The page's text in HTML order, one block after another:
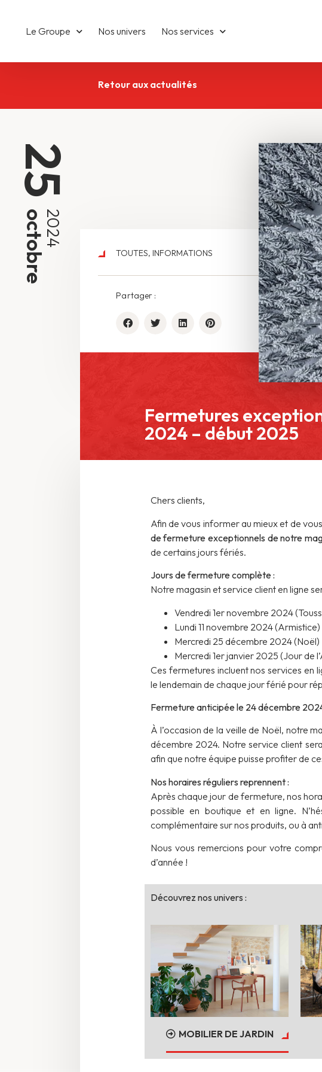
Le Groupe Nos univers Nos services
Retour aux actualités
25
octobre2024
TOUTES, INFORMATIONS
Partager :
Fermetures
2024 – début 2025
Chers clients,
Afin de vous informer au mieux et de
de fermeture exceptionnels de notre
de certains jours fériés.
Jours de fermeture complète :
Notre magasin et service client en ligne
Vendredi 1er novembre 2024
Lundi 11 novembre 2024 (Armistice)
Mercredi 25 décembre 2024 (Noël)
Mercredi 1er janvier 2025 (Jour de
Ces fermetures incluent nos services en
le lendemain de chaque jour férié pour
Fermeture anticipée le 24 décembre
À l’occasion de la veille de Noël, notre
décembre 2024. Notre service client
afin que notre équipe puisse profiter de
Nos horaires réguliers reprennent :
Après chaque jour de fermeture, nos
possible en boutique et en ligne.
complémentaire sur nos produits, ou à
Nous vous remercions pour votre
d’année !
Découvrez nos univers :
MOBILIER DE JARDIN